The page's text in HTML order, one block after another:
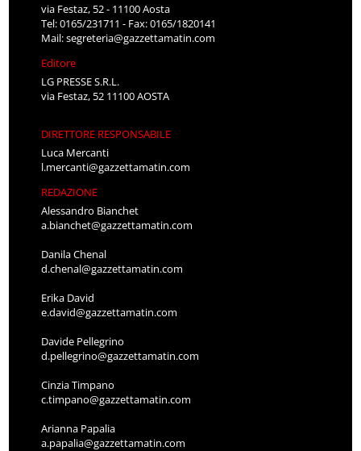
via Festaz, 52 - 11100 Aosta
Tel: 0165/231711 - Fax: 0165/1820141
Mail:segreteria@gazzettamatin.com
Editore
LG PRESSE S.R.L.
via Festaz, 52 11100 AOSTA
DIRETTORE RESPONSABILE
Luca Mercanti
l.mercanti@gazzettamatin.com
REDAZIONE
Alessandro Bianchet
a.bianchet@gazzettamatin.com
Danila Chenal
d.chenal@gazzettamatin.com
Erika David
e.david@gazzettamatin.com
Davide Pellegrino
d.pellegrino@gazzettamatin.com
Cinzia Timpano
c.timpano@gazzettamatin.com
Arianna Papalia
a.papalia@gazzettamatin.com